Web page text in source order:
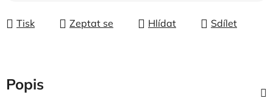
Tisk Zeptat se Hlídat Sdílet
Popis